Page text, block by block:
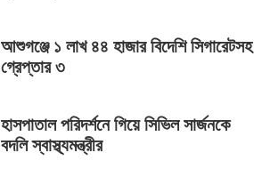
আশুগঞ্জে ১ লাখ ৪৪ হাজার বিদেশি সিগারেটসহ
গ্রেপ্তার ৩
হাসপাতাল পরিদর্শনে গিয়ে সিভিল সার্জনকে
বদলি স্বাস্থ্যমন্ত্রীর